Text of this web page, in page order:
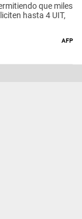
que miles
hasta 4 UIT,
AFP